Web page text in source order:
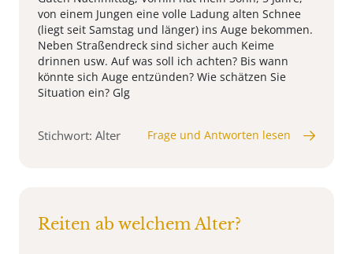
von einem Jungen eine volle Ladung alten Schnee
(liegt seit Samstag und länger) ins Auge bekommen.
Neben Straßendreck sind sicher auch Keime
drinnen usw. Auf was soll ich achten? Bis wann
könnte sich Auge entzünden? Wie schätzen Sie
Situation ein? Glg
Stichwort: Alter Frage und Antworten lesen
Reiten ab welchem Alter?